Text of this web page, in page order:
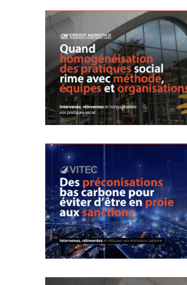
CACIB |
Homogénéisation
des pratiques
Contrôle de
Gestion Social
Change Management
VITEC | Bilan
Carbone® & GHG
Protocol
Carbone
Change Management
Climat